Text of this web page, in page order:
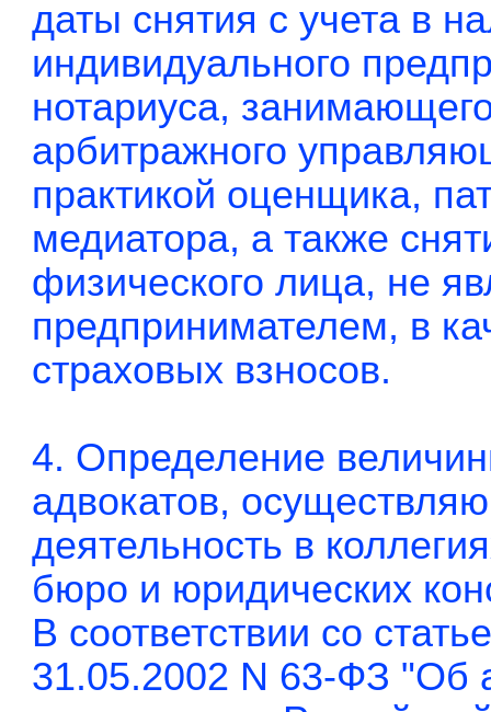
даты снятия с учета в
индивидуального
нотариуса,
арбитражного
практикой оценщика,
медиатора, а также
физического лица, не
предпринимателем, в
страховых взносов.
4. Определение
адвокатов,
деятельность в
бюро и юридических
В соответствии со
31.05.2002 N 63-ФЗ "Об